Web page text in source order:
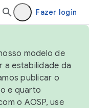
Fazer login
modelo de
a estabilidade da
publicar o
e quarto
o AOSP, use